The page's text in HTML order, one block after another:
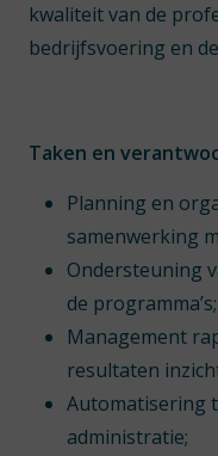
kwaliteit van de
bedrijfsvoering en
Taken en
Planning en
samenwerking
Ondersteuning
de programma’s;
Management
resultaten
Automatisering
administratie;